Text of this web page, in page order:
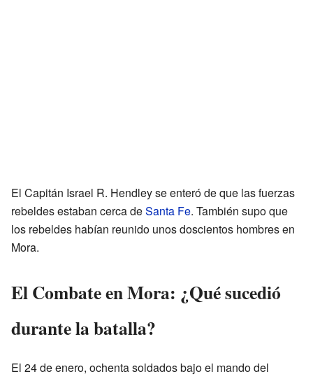
El Capitán Israel R. Hendley se enteró de que las fuerzas
rebeldes estaban cerca deSanta Fe. También supo que
los rebeldes habían reunido unos doscientos hombres en
Mora.
El Combate en Mora: ¿Qué sucedió
durante la batalla?
El 24 de enero, ochenta soldados bajo el mando del